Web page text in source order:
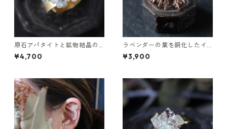
原石アパタイトと鉱物結晶の
真鍮幅広イヤーカフ
¥4,700
ラベンダーの葉を銅化したイ
ヤーカフ
¥3,900